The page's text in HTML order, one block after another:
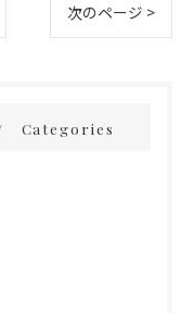
次のページ >
Categories